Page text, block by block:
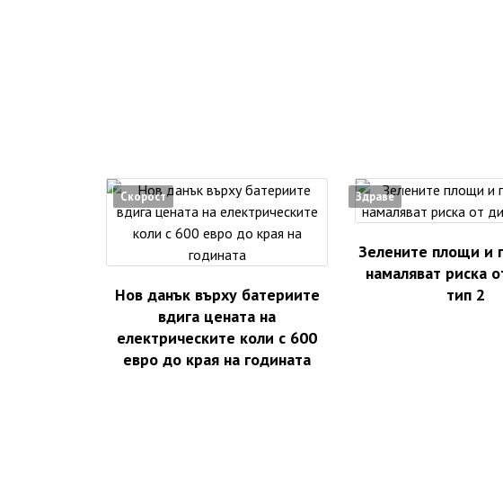
Скорост
Нов данък върху батериите
вдига цената на
електрическите коли с 600
евро до края на годината
Здраве
Зелените площи и
намаляват риска
тип 2